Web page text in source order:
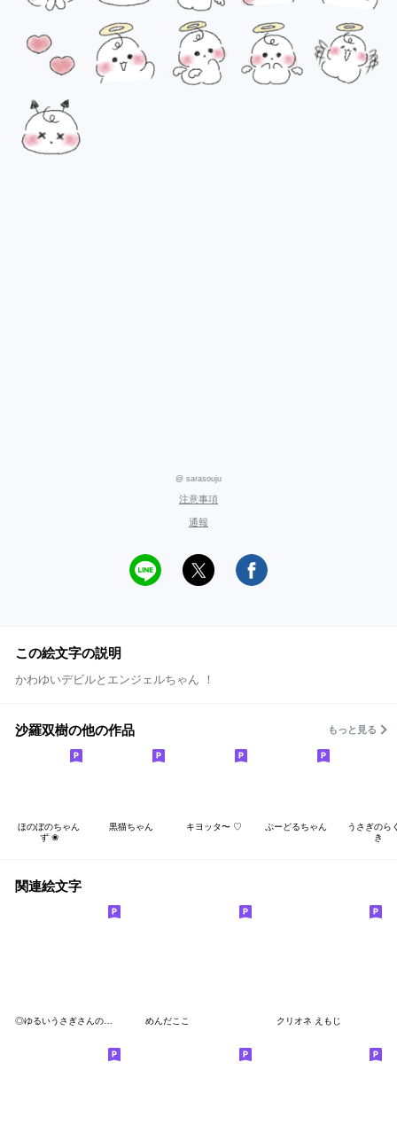
@ sarasouju
注意事項
通報
この絵文字の説明
かわゆいデビルとエンジェルちゃん ！
沙羅双樹の他の作品 もっと見る
ほのぼのちゃん
ず ❀
黒猫ちゃん キヨッタ〜 ♡ ぷーどるちゃん
うさぎのら
き
関連絵文字
めんだここ クリオネ えもじ